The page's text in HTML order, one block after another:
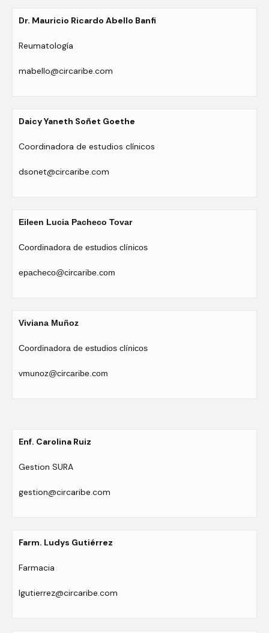
Dr. Mauricio Ricardo Abello Banfi
Reumatología
mabello@circaribe.com
Daicy Yaneth Soñet Goethe
Coordinadora de estudios clínicos
dsonet@circaribe.com
Eileen Lucia Pacheco Tovar
Coordinadora de estudios clínicos
epacheco@circaribe.com
Viviana Muñoz
Coordinadora de estudios clínicos
vmunoz@circaribe.com
Enf. Carolina Ruiz
Gestion SURA
gestion@circaribe.com
Farm. Ludys Gutiérrez
Farmacia
lgutierrez@circaribe.com